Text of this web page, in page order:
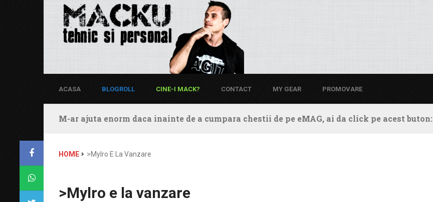
ACASA BLOGROLL CINE-I MACK? CONTACT MY GEAR PROMOVARE
M-ar ajuta enorm daca inainte de a cumpara chestii de pe eMAG, ai da click pe acest buton:
HOME >Mylro E La Vanzare
>Mylro e la vanzare